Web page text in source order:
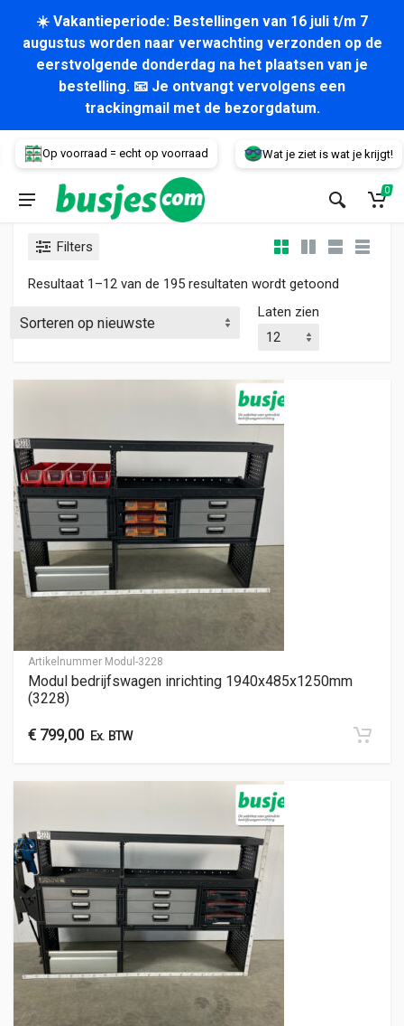
☀️ Vakantieperiode: Bestellingen van 16 juli t/m 7
augustus worden naar verwachting verzonden op de
eerstvolgende donderdag na het plaatsen van je
bestelling. 📧 Je ontvangt vervolgens een
trackingmail met de bezorgdatum.
Op voorraad = echt op voorraad Wat je ziet is wat je krijgt!
Voertuig
0
Filters
Resultaat 1–12 van de 195 resultaten wordt getoond
Laten zien
Artikelnummer Modul-3228
Modul bedrijfswagen inrichting 1940x485x1250mm
(3228)
€ 799,00Ex. BTW